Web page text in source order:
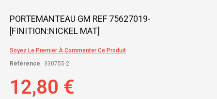
Skip
the
of
images
PORTEMANTEAU GM REF 75627019-
[FINITION:NICKEL MAT]
Soyez Le Premier À Commenter Ce Produit
Référence
330755-2
12,80 €